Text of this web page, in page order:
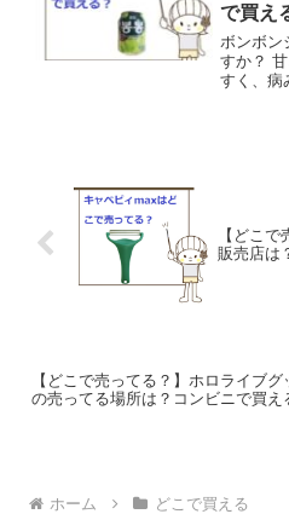
で買え
ボンボン
すか？
すく、病
ュース
ンキで
【どこ
販売店は
【どこで売ってる？】ホロライブグ
の売ってる場所は？コンビニで買え
ホーム どこで買える